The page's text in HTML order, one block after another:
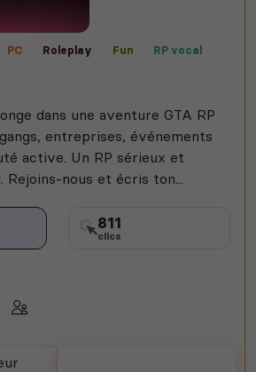
PC Roleplay Fun RP vocal
dans une aventure GTA RP
entreprises, événements
active. Un RP sérieux et
nous et écris ton...
811
clics